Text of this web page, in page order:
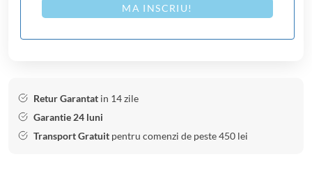
MA INSCRIU!
Retur Garantat in 14 zile
Garantie 24 luni
Transport Gratuit pentru comenzi de peste 450 lei